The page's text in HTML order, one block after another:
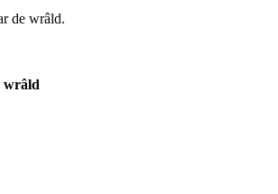
de wrâld.
wrâld